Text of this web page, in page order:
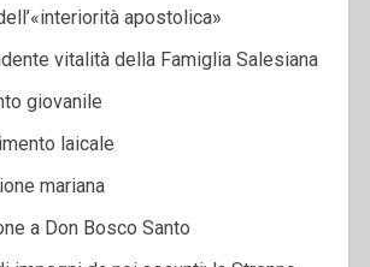
apostolica»
vitalità della Famiglia Salesiana
giovanile
laicale
mariana
a Don Bosco Santo